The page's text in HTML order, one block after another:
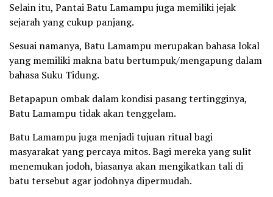
Selain itu, Pantai Batu Lamampu juga memiliki jejak
sejarah yang cukup panjang.
Sesuai namanya, Batu Lamampu merupakan bahasa lokal
yang memiliki makna batu bertumpuk/mengapung dalam
bahasa Suku Tidung.
Betapapun ombak dalam kondisi pasang tertingginya,
Batu Lamampu tidak akan tenggelam.
Batu Lamampu juga menjadi tujuan ritual bagi
masyarakat yang percaya mitos. Bagi mereka yang sulit
menemukan jodoh, biasanya akan mengikatkan tali di
batu tersebut agar jodohnya dipermudah.